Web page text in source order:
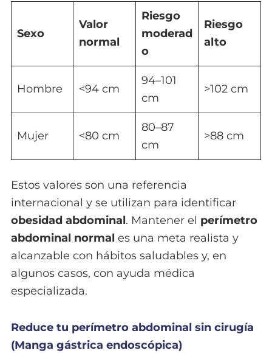
Sexo
Valor
normal
Riesgo
moderad
o
Riesgo
alto
Hombre <94 cm
94–101
cm
>102 cm
Mujer <80 cm
80–87
cm
>88 cm
Estos valores son una referencia
internacional y se utilizan para identificar
obesidad abdominal. Mantener el perímetro
abdominal normal es una meta realista y
alcanzable con hábitos saludables y, en
algunos casos, con ayuda médica
especializada.
Reduce tu perímetro abdominal sin cirugía
(Manga gástrica endoscópica)